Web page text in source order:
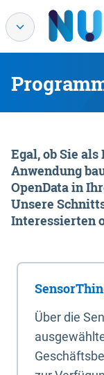
Egal, ob Sie
Anwendung
OpenData in
Unsere
Interessierten
Über die